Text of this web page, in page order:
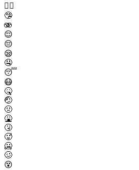
😮‍💨
🤥
🫨
😌
😔
😪
🤤
😴
😷
🤒
🤕
🤢
🤮
🤧
🥵
🥶
🥴
😵